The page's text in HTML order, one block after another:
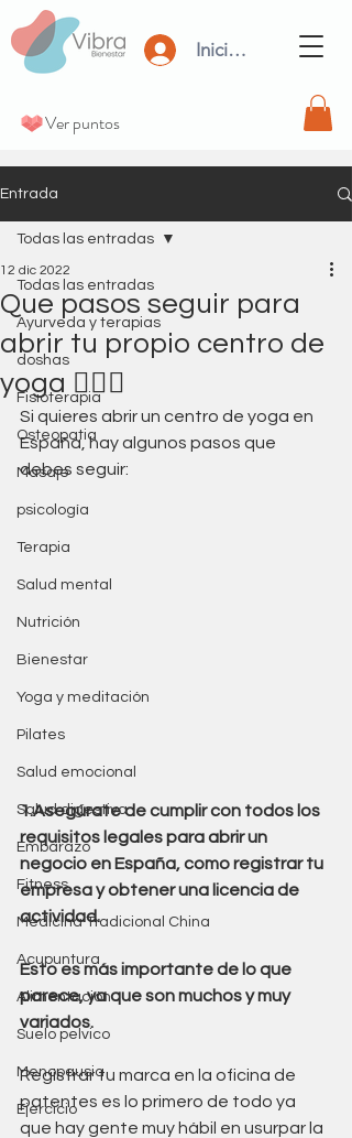
Iniciar Sesión
Ver puntos
Entrada
Todas las entradas
Ayurveda y terapias
doshas
Fisioterapia
Osteopatia
Masaje
psicología
Terapia
Salud mental
Nutrición
Bienestar
Yoga y meditación
Pilates
Salud emocional
Salud digestiva
Embarazo
Fitness
Medicina Tradicional China
Acupuntura
Alimentación
Suelo pelvico
Menopausia
Ejercicio
Todas las entradas
Que pasos seguir para
abrir tu propio centro de
yoga 🧘🏼‍♀️
12 dic 2022
Si quieres abrir un centro de yoga en
España, hay algunos pasos que
debes seguir:
1.Asegúrate de cumplir con todos los
requisitos legales para abrir un
negocio en España, como registrar tu
empresa y obtener una licencia de
actividad.
Esto es más importante de lo que
parece, ya que son muchos y muy
variados.
Registrar tu marca en la oficina de
patentes es lo primero de todo ya
que hay gente muy hábil en usurpar la